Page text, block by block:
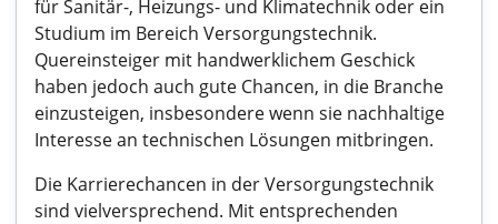
für Sanitär-, Heizungs- und Klimatechnik oder ein
Studium im Bereich Versorgungstechnik.
Quereinsteiger mit handwerklichem Geschick
haben jedoch auch gute Chancen, in die Branche
einzusteigen, insbesondere wenn sie nachhaltige
Interesse an technischen Lösungen mitbringen.
Die Karrierechancen in der Versorgungstechnik
sind vielversprechend. Mit entsprechenden